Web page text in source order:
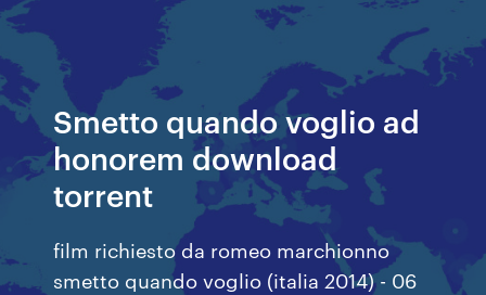
Smetto quando voglio ad
honorem download
torrent
film richiesto da romeo marchionno
smetto quando voglio (italia 2014) - 06